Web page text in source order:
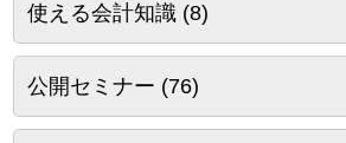
使える会計知識(8)
公開セミナー (76)